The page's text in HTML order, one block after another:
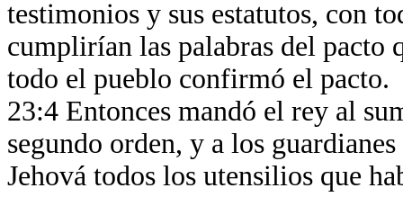
testimonios y sus estatutos, con
cumplirían las palabras del pacto
todo el pueblo confirmó el pacto.
23:4 Entonces mandó el rey al
segundo orden, y a los
Jehová todos los utensilios que